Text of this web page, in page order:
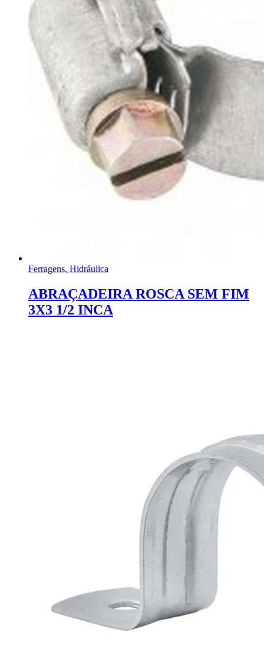
Ferragens, Hidráulica
ABRAÇADEIRA ROSCA SEM FIM
3X3 1/2 INCA